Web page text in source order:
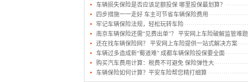
车辆损失保险是否应该足额投保 哪里投保最划算？
四步措施一一走好 车主可节省车辆保险费用
牢记车辆保险法规，轻松玩转车险
南京车辆保险还需“见费出单”？ 平安网上车险破解监管难题
还在找车辆保险网？ 平安网上车险提供一站式解决方案
车辆过多造成新“蜀道难” 成都车辆保险投保要全面
购买汽车费用计算：税费不可避免 保险弹性大
车辆保险如何计算？平安车险帮您精打细算